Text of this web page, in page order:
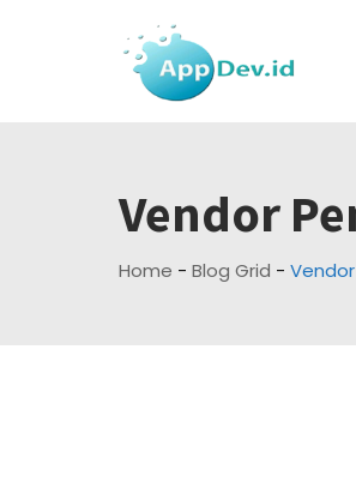
Vendor
Home - Blog Grid -